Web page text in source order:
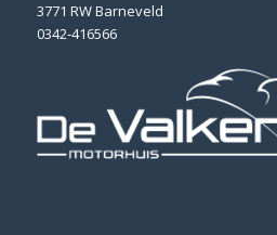
3771 RW Barneveld
0342-416566